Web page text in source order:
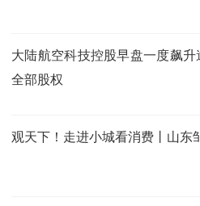
大陆航空科技控股早盘一度飙
全部股权
观天下！走进小城看消费丨山东